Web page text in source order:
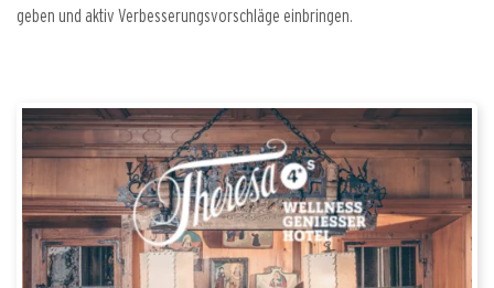
geben und aktiv Verbesserungsvorschläge einbringen.